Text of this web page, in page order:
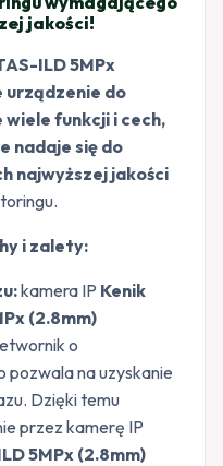
jakości!
ILD 5MPx
urządzenie do
funkcji i cech,
nadaje się do
najwyższej jakości
i zalety:
kamera IP Kenik
(2.8mm)
o
pozwala na uzyskanie
Dzięki temu
przez kamerę IP
5MPx (2.8mm)